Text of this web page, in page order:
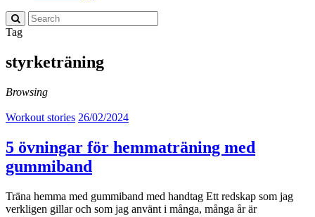
Tag
styrketräning
Browsing
Workout stories 26/02/2024
5 övningar för hemmaträning med
gummiband
Träna hemma med gummiband med handtag Ett redskap som jag
verkligen gillar och som jag använt i många, många år är